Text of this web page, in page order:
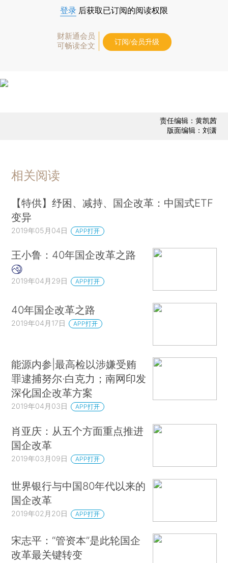
登录 后获取已订阅的阅读权限
财新通会员
可畅读全文
订阅/会员升级
责任编辑：黄凯茜
版面编辑：刘潇
相关阅读
【特供】纾困、减持、国企改革：中国式ETF
变异
2019年05月04日 APP打开
王小鲁：40年国企改革之路
2019年04月29日 APP打开
40年国企改革之路
2019年04月17日 APP打开
能源内参|最高检以涉嫌受贿
罪逮捕努尔·白克力；南网印发
深化国企改革方案
2019年04月03日 APP打开
肖亚庆：从五个方面重点推进
国企改革
2019年03月09日 APP打开
世界银行与中国80年代以来的
国企改革
2019年02月20日 APP打开
宋志平：“管资本”是此轮国企
改革最关键转变